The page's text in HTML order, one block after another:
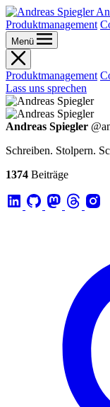
Produktmanagement
Menü
Produktmanagement
Lass uns sprechen
Andreas Spiegler
Schreiben. Stolpern.
1374 Beiträge